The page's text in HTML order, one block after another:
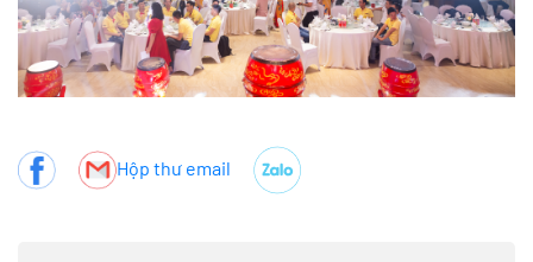
Hộp thư email